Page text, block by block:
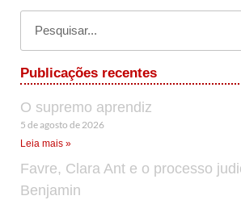
Publicações recentes
O supremo aprendiz
5 de agosto de 2026
Leia mais »
Favre, Clara Ant e o processo
Benjamin